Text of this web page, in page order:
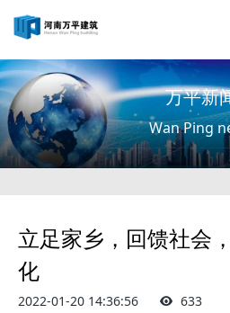
万平新
Wan Ping
立足家乡，回馈社会
化
2022-01-20 14:36:56 633